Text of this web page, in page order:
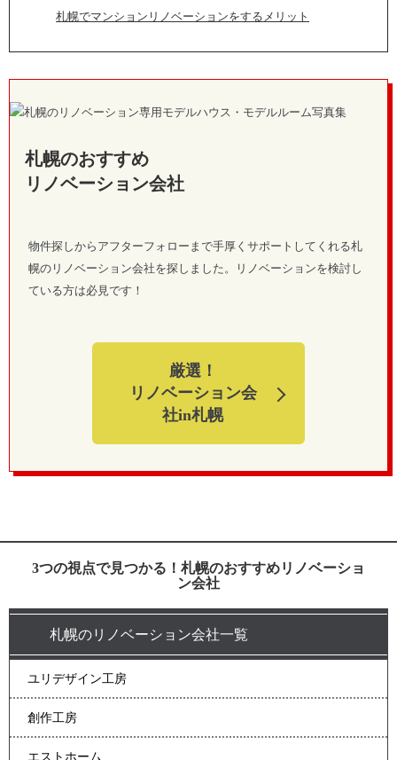
札幌でマンションリノベーションをするメリット
札幌のおすすめ
リノベーション会社
物件探しからアフターフォローまで手厚くサポートしてくれる札
幌のリノベーション会社を探しました。リノベーションを検討し
ている方は必見です！
厳選！
リノベーション会
社in札幌
3つの視点で見つかる！札幌のおすすめリノベーショ
ン会社
札幌のリノベーション会社一覧
ユリデザイン工房
創作工房
エストホーム